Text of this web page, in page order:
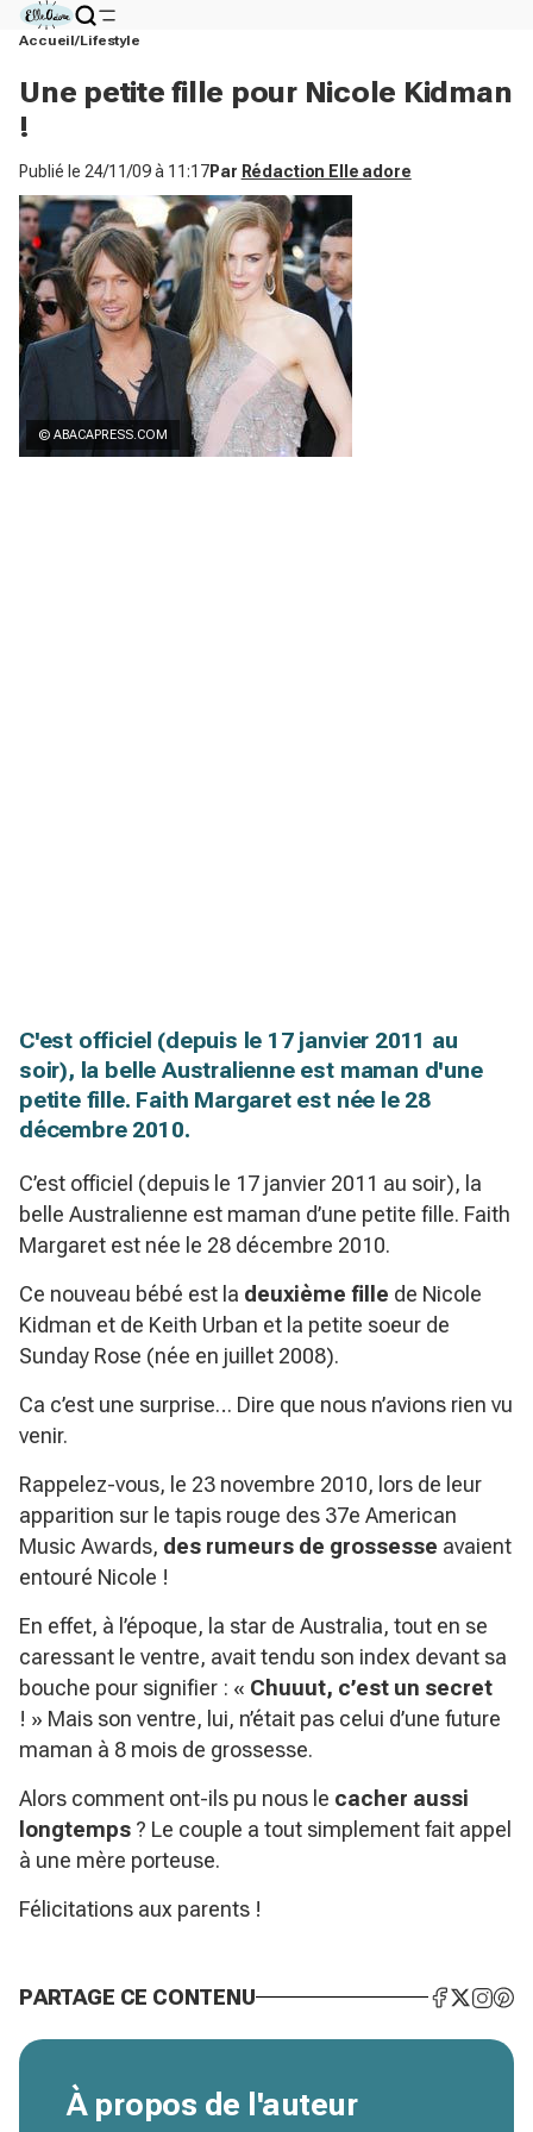
Accueil Lifestyle
Une petite fille pour Nicole Kidman
!
Publié le 24/11/09 à 11:17Par Rédaction Elle adore
© ABACAPRESS.COM
C'est officiel (depuis le 17 janvier 2011 au
soir), la belle Australienne est maman d'une
petite fille. Faith Margaret est née le 28
décembre 2010.
C’est officiel (depuis le 17 janvier 2011 au soir), la
belle Australienne est maman d’une petite fille. Faith
Margaret est née le 28 décembre 2010.
Ce nouveau bébé est la deuxième fille de Nicole
Kidman et de Keith Urban et la petite soeur de
Sunday Rose (née en juillet 2008).
Ca c’est une surprise… Dire que nous n’avions rien vu
venir.
Rappelez-vous, le 23 novembre 2010, lors de leur
apparition sur le tapis rouge des 37e American
Music Awards, des rumeurs de grossesse avaient
entouré Nicole !
En effet, à l’époque, la star de Australia, tout en se
caressant le ventre, avait tendu son index devant sa
bouche pour signifier : « Chuuut, c’est un secret
! » Mais son ventre, lui, n’était pas celui d’une future
maman à 8 mois de grossesse.
Alors comment ont-ils pu nous le cacher aussi
longtemps ? Le couple a tout simplement fait appel
à une mère porteuse.
Félicitations aux parents !
PARTAGE CE CONTENU
À propos de l'auteur